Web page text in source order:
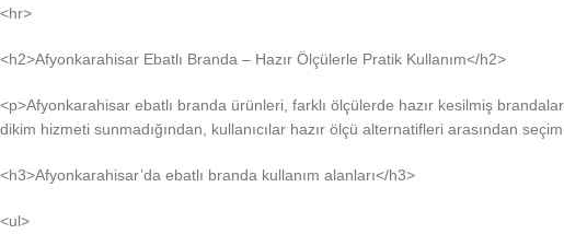
<hr>
<h2>Afyonkarahisar Ebatlı Branda – Hazır Ölçülerle Pratik Kullanım</h2>
<p>Afyonkarahisar ebatlı branda ürünleri, farklı ölçülerde hazır kesilmiş
dikim hizmeti sunmadığından, kullanıcılar hazır ölçü alternatifleri arasından
<h3>Afyonkarahisar’da ebatlı branda kullanım alanları</h3>
<ul>